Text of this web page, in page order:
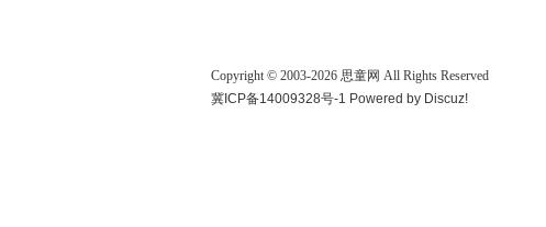
Copyright © 2003-2026 思童网 All Rights Reserved
冀ICP备14009328号-1 Powered by Discuz!